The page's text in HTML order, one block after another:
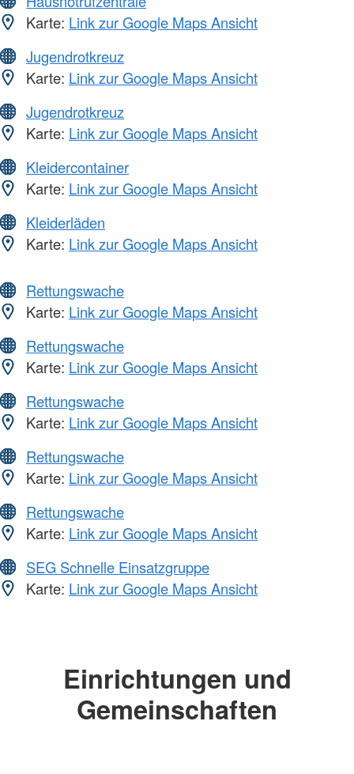
Karte: Link zur Google Maps Ansicht
Jugendrotkreuz
Karte: Link zur Google Maps Ansicht
Jugendrotkreuz
Karte: Link zur Google Maps Ansicht
Kleidercontainer
Karte: Link zur Google Maps Ansicht
Kleiderläden
Karte: Link zur Google Maps Ansicht
Rettungswache
Karte: Link zur Google Maps Ansicht
Rettungswache
Karte: Link zur Google Maps Ansicht
Rettungswache
Karte: Link zur Google Maps Ansicht
Rettungswache
Karte: Link zur Google Maps Ansicht
Rettungswache
Karte: Link zur Google Maps Ansicht
SEG Schnelle Einsatzgruppe
Karte: Link zur Google Maps Ansicht
Einrichtungen und
Gemeinschaften